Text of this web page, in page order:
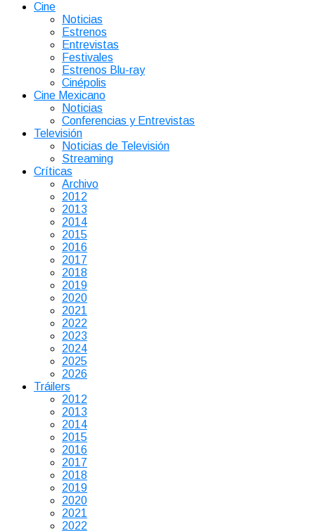
Cine
Noticias
Estrenos
Entrevistas
Festivales
Estrenos Blu-ray
Cinépolis
Cine Mexicano
Noticias
Conferencias y Entrevistas
Televisión
Noticias de Televisión
Streaming
Críticas
Archivo
2012
2013
2014
2015
2016
2017
2018
2019
2020
2021
2022
2023
2024
2025
2026
Tráilers
2012
2013
2014
2015
2016
2017
2018
2019
2020
2021
2022